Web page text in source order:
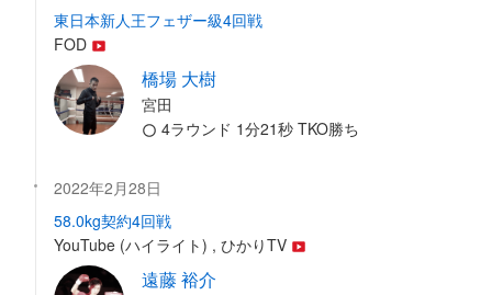
東日本新人王フェザー級4回戦
FOD
橋場 大樹
宮田
4ラウンド 1分21秒 TKO勝ち
2022年2月28日
58.0kg契約4回戦
YouTube (ハイライト) , ひかりTV
遠藤 裕介